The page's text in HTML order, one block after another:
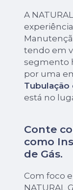
A
tendo em
segmento
por uma
Tubulação
está no
Conte
como
de Gás.
Com foco
NATURAL